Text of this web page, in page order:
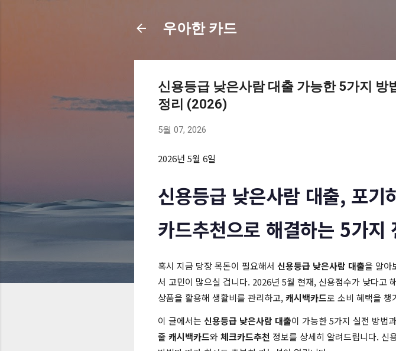
우아한 카드
신용등급 낮은사람 대출 가능한 5가지 방
정리 (2026)
5월 07, 2026
2026년 5월 6일
신용등급 낮은사람 대출, 포
카드추천으로 해결하는 5가지
혹시 지금 당장 목돈이 필요해서 신용등급 낮은사람 대출을 알아
서 고민이 많으실 겁니다. 2026년 5월 현재, 신용점수가 낮다고
상품을 활용해 생활비를 관리하고,캐시백카드로 소비 혜택을 챙
이 글에서는 신용등급 낮은사람 대출이 가능한 5가지 실전 방법
줄 캐시백카드와체크카드추천 정보를 상세히 알려드립니다. 신